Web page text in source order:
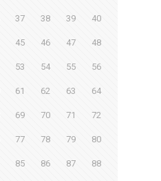
37 38 39 40
45 46 47 48
53 54 55 56
61 62 63 64
69 70 71 72
77 78 79 80
85 86 87 88